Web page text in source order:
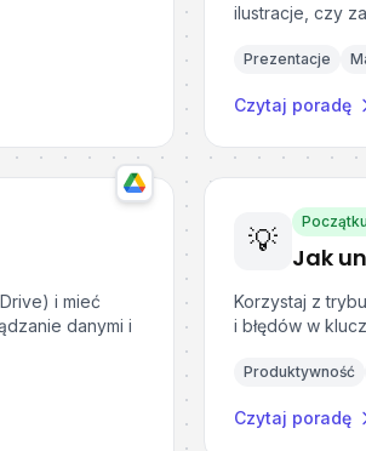
ilustracje, czy
Prezentacje
Czytaj poradę
i mieć
danymi i
💡
Korzystaj z
i błędów w
Produktywność
Czytaj poradę